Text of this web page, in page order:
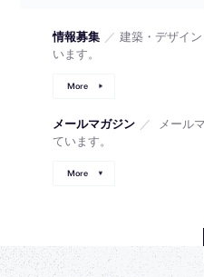
情報募集 ／ 建築・デザイ
います。
More
メールマガジン ／
メール
ています。
More